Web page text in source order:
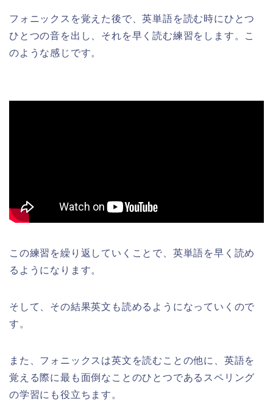
フォニックスを覚えた後で、英単語を読む時にひとつ
ひとつの音を出し、それを早く読む練習をします。こ
のような感じです。
この練習を繰り返していくことで、英単語を早く読め
るようになります。
そして、その結果英文も読めるようになっていくので
す。
また、フォニックスは英文を読むことの他に、英語を
覚える際に最も面倒なことのひとつであるスペリング
の学習にも役立ちます。